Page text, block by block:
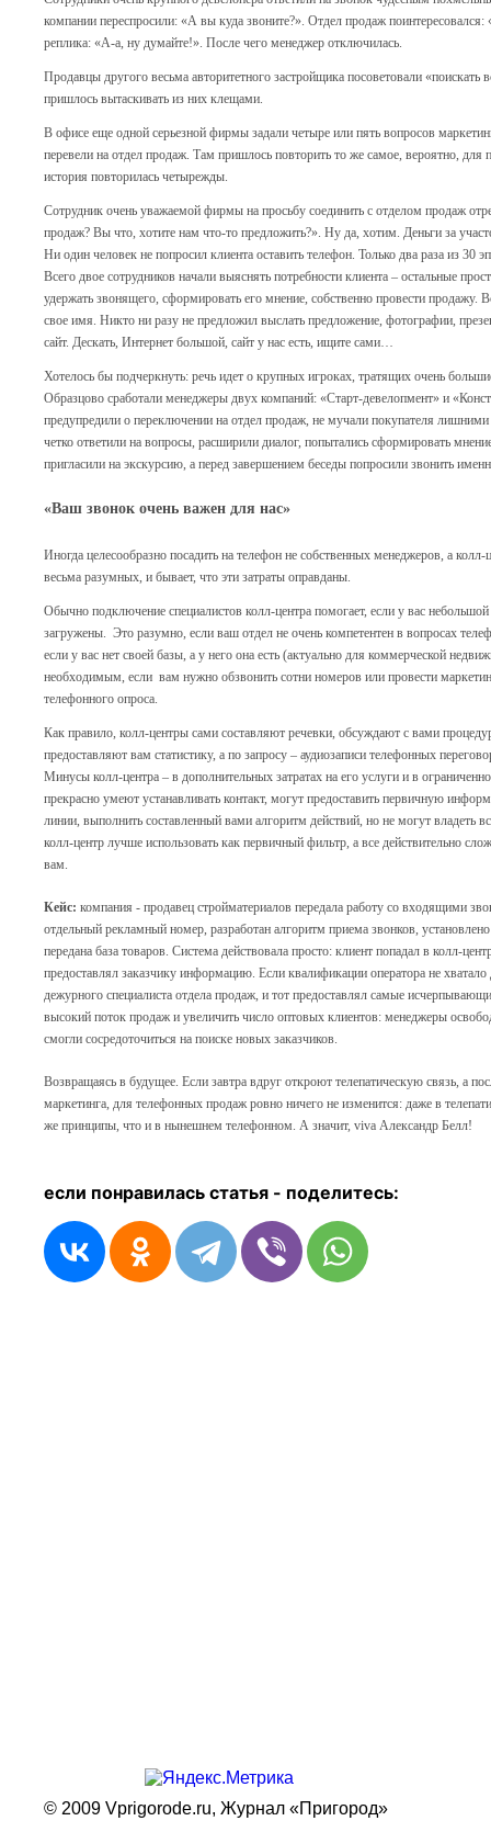
компании переспросили: «А вы куда звоните?». Отдел продаж
реплика: «А-а, ну думайте!». После чего менеджер отключилась.
Продавцы другого весьма авторитетного застройщика посоветовали «поискать
пришлось вытаскивать из них клещами.
В офисе еще одной серьезной фирмы задали четыре или пять вопросов
перевели на отдел продаж. Там пришлось повторить то же самое, вероятно, для
история повторилась четырежды.
Сотрудник очень уважаемой фирмы на просьбу соединить с отделом продаж
продаж? Вы что, хотите нам что-то предложить?». Ну да, хотим. Деньги за
Ни один человек не попросил клиента оставить телефон. Только два раза из 30
Всего двое сотрудников начали выяснять потребности клиента – остальные
удержать звонящего, сформировать его мнение, собственно провести продажу.
свое имя. Никто ни разу не предложил выслать предложение, фотографии,
сайт. Дескать, Интернет большой, сайт у нас есть, ищите сами…
Хотелось бы подчеркнуть: речь идет о крупных игроках, тратящих очень
Образцово сработали менеджеры двух компаний: «Старт-девелопмент» и
предупредили о переключении на отдел продаж, не мучали покупателя
четко ответили на вопросы, расширили диалог, попытались сформировать
пригласили на экскурсию, а перед завершением беседы попросили звонить
«Ваш звонок очень важен для нас»
Иногда целесообразно посадить на телефон не собственных менеджеров, а
весьма разумных, и бывает, что эти затраты оправданы.
Обычно подключение специалистов колл-центра помогает, если у вас
загружены. Это разумно, если ваш отдел не очень компетентен в вопросах
если у вас нет своей базы, а у него она есть (актуально для коммерческой
необходимым, если вам нужно обзвонить сотни номеров или провести
телефонного опроса.
Как правило, колл-центры сами составляют речевки, обсуждают с вами
предоставляют вам статистику, а по запросу – аудиозаписи телефонных
Минусы колл-центра – в дополнительных затратах на его услуги и в
прекрасно умеют устанавливать контакт, могут предоставить первичную
линии, выполнить составленный вами алгоритм действий, но не могут владеть
колл-центр лучше использовать как первичный фильтр, а все действительно
вам.
Кейс: компания - продавец стройматериалов передала работу со входящими
отдельный рекламный номер, разработан алгоритм приема звонков,
передана база товаров. Система действовала просто: клиент попадал в колл-
предоставлял заказчику информацию. Если квалификации оператора не хватало
дежурного специалиста отдела продаж, и тот предоставлял самые
высокий поток продаж и увеличить число оптовых клиентов: менеджеры
смогли сосредоточиться на поиске новых заказчиков.
Возвращаясь в будущее. Если завтра вдруг откроют телепатическую связь, а
маркетинга, для телефонных продаж ровно ничего не изменится: даже в
же принципы, что и в нынешнем телефонном. А значит, viva Александр Белл!
если понравилась статья - поделитесь:
© 2009 Vprigorode.ru, Журнал «Пригород»